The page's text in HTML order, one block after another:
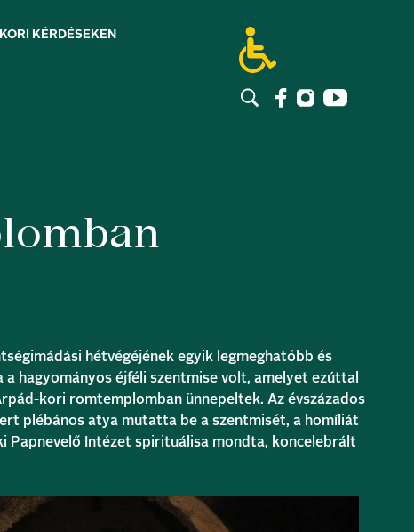
KÉRDÉSEK EN
hétvégéjének egyik legmeghatóbb és
a hagyományos éjféli szentmise volt, amelyet ezúttal
kori romtemplomban ünnepeltek. Az évszázados
plébános atya mutatta be a szentmisét, a homíliát
Papnevelő Intézet spirituálisa mondta, koncelebrált